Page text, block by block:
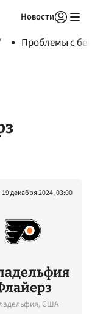
Новости
Проблемы с
19 декабря 2024, 03:00
США